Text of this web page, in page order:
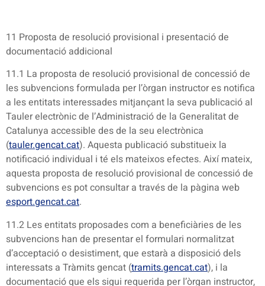
11 Proposta de resolució provisional i presentació de
documentació addicional
11.1 La proposta de resolució provisional de concessió de
les subvencions formulada per l’òrgan instructor es notifica
a les entitats interessades mitjançant la seva publicació al
Tauler electrònic de l’Administració de la Generalitat de
Catalunya accessible des de la seu electrònica
(tauler.gencat.cat). Aquesta publicació substitueix la
notificació individual i té els mateixos efectes. Així mateix,
aquesta proposta de resolució provisional de concessió de
subvencions es pot consultar a través de la pàgina web
esport.gencat.cat.
11.2 Les entitats proposades com a beneficiàries de les
subvencions han de presentar el formulari normalitzat
d’acceptació o desistiment, que estarà a disposició dels
interessats a Tràmits gencat (tramits.gencat.cat), i la
documentació que els sigui requerida per l’òrgan instructor,